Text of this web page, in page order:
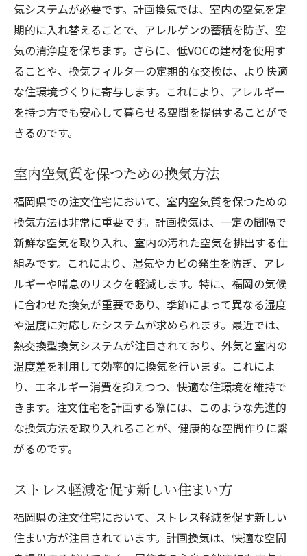
気システムが必要です。計画換気では、室内の空気を定
期的に入れ替えることで、アレルゲンの蓄積を防ぎ、空
気の清浄度を保ちます。さらに、低VOCの建材を使用す
ることや、換気フィルターの定期的な交換は、より快適
な住環境づくりに寄与します。これにより、アレルギー
を持つ方でも安心して暮らせる空間を提供することがで
きるのです。
室内空気質を保つための換気方法
福岡県での注文住宅において、室内空気質を保つための
換気方法は非常に重要です。計画換気は、一定の間隔で
新鮮な空気を取り入れ、室内の汚れた空気を排出する仕
組みです。これにより、湿気やカビの発生を防ぎ、アレ
ルギーや喘息のリスクを軽減します。特に、福岡の気候
に合わせた換気が重要であり、季節によって異なる湿度
や温度に対応したシステムが求められます。最近では、
熱交換型換気システムが注目されており、外気と室内の
温度差を利用して効率的に換気を行います。これによ
り、エネルギー消費を抑えつつ、快適な住環境を維持で
きます。注文住宅を計画する際には、このような先進的
な換気方法を取り入れることが、健康的な空間作りに繋
がるのです。
ストレス軽減を促す新しい住まい方
福岡県の注文住宅において、ストレス軽減を促す新しい
住まい方が注目されています。計画換気は、快適な空間